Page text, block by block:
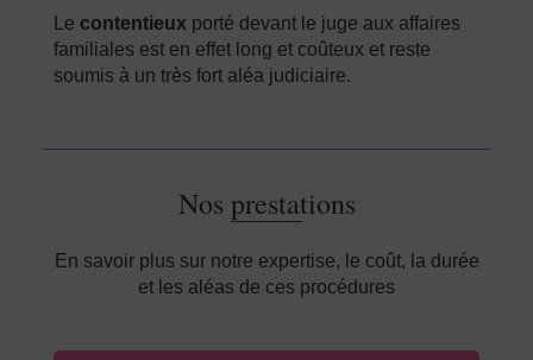
Le contentieux porté devant le juge aux affaires
familiales est en effet long et coûteux et reste
soumis à un très fort aléa judiciaire.
Nos prestations
En savoir plus sur notre expertise, le coût, la durée
et les aléas de ces procédures